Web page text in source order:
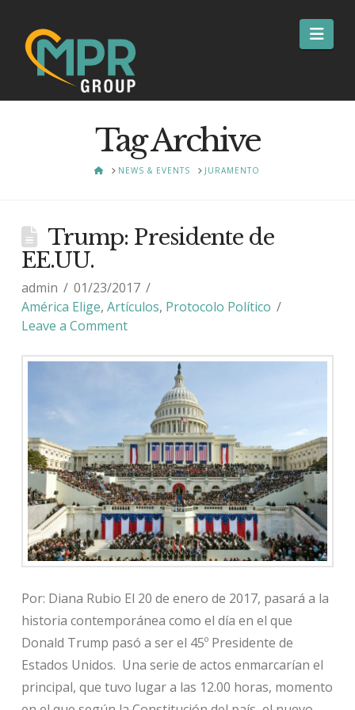
Tag Archive
HOMENEWS & EVENTS JURAMENTO
Trump: Presidente de
EE.UU.
admin
01/23/2017
América Elige, Artículos, Protocolo Político
Leave a Comment
Por: Diana Rubio El 20 de enero de 2017, pasará a la
historia contemporánea como el día en el que
Donald Trump pasó a ser el 45º Presidente de
Estados Unidos. Una serie de actos enmarcarían el
principal, que tuvo lugar a las 12.00 horas, momento